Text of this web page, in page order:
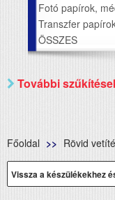
Fotó papírok,
Transzfer
ÖSSZES
További
Főoldal Rövid
Vissza a készülékekhez